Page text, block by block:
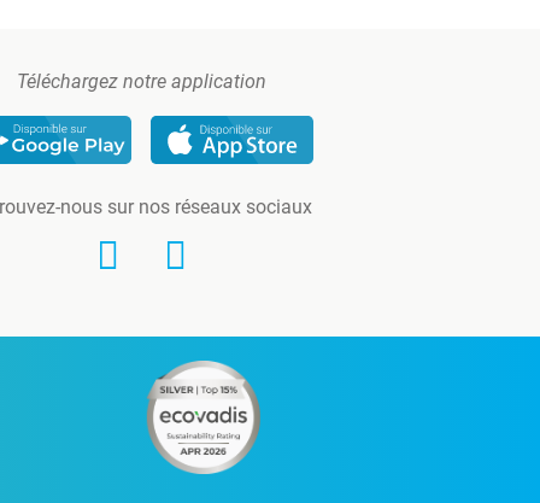
Téléchargez notre application
nous sur nos réseaux sociaux